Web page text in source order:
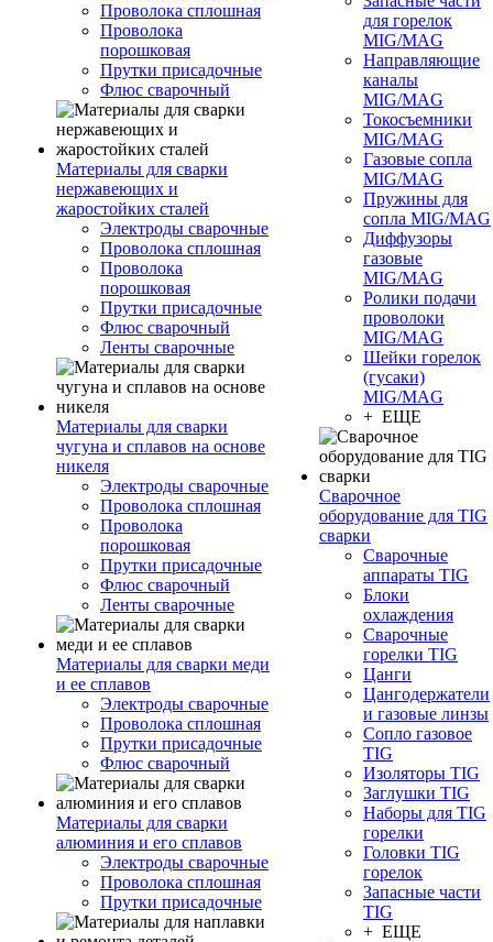
Проволока сплошная
Проволока
порошковая
Прутки присадочные
Флюс сварочный
Материалы для сварки
нержавеющих и
жаростойких сталей
Электроды сварочные
Проволока сплошная
Проволока
порошковая
Прутки присадочные
Флюс сварочный
Ленты сварочные
Материалы для сварки
чугуна и сплавов на основе
никеля
Электроды сварочные
Проволока сплошная
Проволока
порошковая
Прутки присадочные
Флюс сварочный
Ленты сварочные
Материалы для сварки меди
и ее сплавов
Электроды сварочные
Проволока сплошная
Прутки присадочные
Флюс сварочный
Материалы для сварки
алюминия и его сплавов
Электроды сварочные
Проволока сплошная
Прутки присадочные
для горелок
MIG/MAG
Направляющие
каналы
MIG/MAG
Токосъемники
MIG/MAG
Газовые сопла
MIG/MAG
Пружины для
сопла MIG/MAG
Диффузоры
газовые
MIG/MAG
Ролики подачи
проволоки
MIG/MAG
Шейки горелок
(гусаки)
MIG/MAG
+ ЕЩЕ
Сварочное
оборудование для TIG
сварки
Сварочные
аппараты TIG
Блоки
охлаждения
Сварочные
горелки TIG
Цанги
Цангодержатели
и газовые линзы
Сопло газовое
TIG
Изоляторы TIG
Заглушки TIG
Наборы для TIG
горелки
Головки TIG
горелок
Запасные части
TIG
+ ЕЩЕ